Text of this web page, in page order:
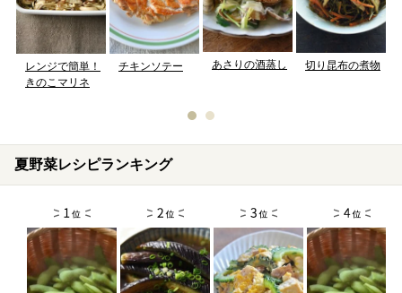
レンジで簡単！
きのこマリネ
チキンソテー あさりの酒蒸し 切り昆布の煮物
夏野菜レシピランキング